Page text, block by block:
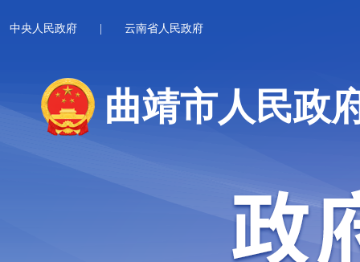
中央人民政府 云南省人民政府
曲靖市人民政